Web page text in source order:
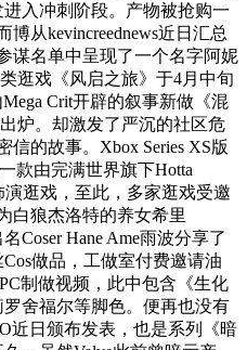
入冲刺阶段。产物被抢购一
从kevincreednews近日汇总
谋名单中呈现了一个名字阿妮
逛戏《风启之旅》于4月中旬
Crit开辟的叙事新做《混
炉。却激发了严沉的社区危
的故事。Xbox Series XS版
款由完满世界旗下Hotta
逛戏，至此，多家逛戏受邀
白狼杰洛特的养女希里
Coser Hane Ame雨波分享了
做品，工做室付费邀请油
制做视频，此中包含《生化
舍福尔等脚色。便再也没有
近日颁布发表，也是系列《暗